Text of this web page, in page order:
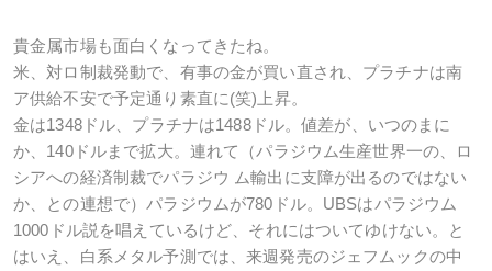
貴金属市場も面白くなってきたね。
米、対ロ制裁発動で、有事の金が買い直され、プラチナは南
ア供給不安で予定通り素直に(笑)上昇。
金は1348ドル、プラチナは1488ドル。値差が、いつのまに
か、140ドルまで拡大。連れて（パラジウム生産世界一の、ロ
シアへの経済制裁でパラジウ ム輸出に支障が出るのではない
か、との連想で）パラジウムが780ドル。UBSはパラジウム
1000ドル説を唱えているけど、それにはついてゆけない。と
はいえ、白系メタル予測では、来週発売のジェフムックの中